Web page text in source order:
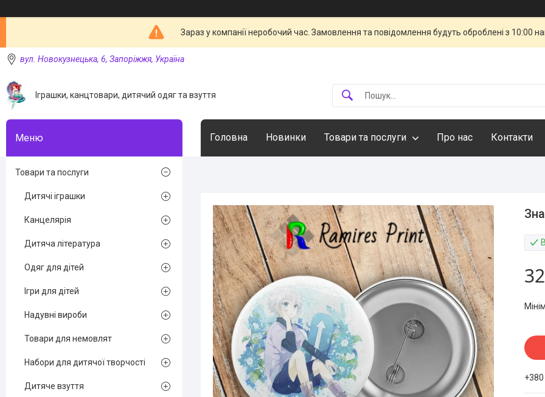
Зараз у компанії неробочий час. Замовлення та повідомлення будуть оброблені з 10:00
вул. Новокузнецька, 6, Запоріжжя, Україна
Іграшки, канцтовари, дитячий одяг та взуття
Головна Новинки Товари та послуги Про нас Контакти
Товари та послуги
Дитячі іграшки
Канцелярія
Дитяча література
Одяг для дітей
Ігри для дітей
Надувні вироби
Товари для немовлят
Набори для дитячої творчості
Дитяче взуття